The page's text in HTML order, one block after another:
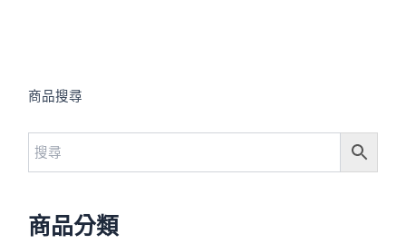
商品搜尋
商品分類